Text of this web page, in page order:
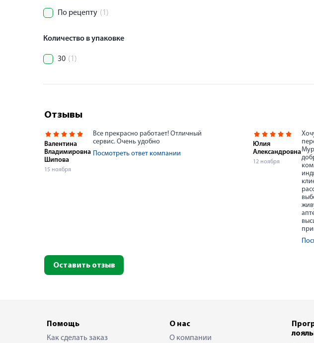
По рецепту (1)
Количество в упаковке
30 (1)
Отзывы
Валентина
Владимировна
Шипова
15 ноября
Все прекрасно работает! Отличный
сервис. Очень удобно
Посмотреть ответ компании
Юлия
Александровна
12 ноября
Оставить отзыв
Помощь
Как сделать заказ
О нас
О компании